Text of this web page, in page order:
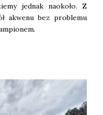
jednak naokoło. Z
akwenu bez problemu